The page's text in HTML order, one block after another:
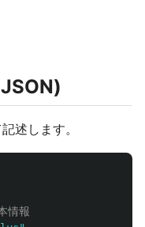
述します。
情報